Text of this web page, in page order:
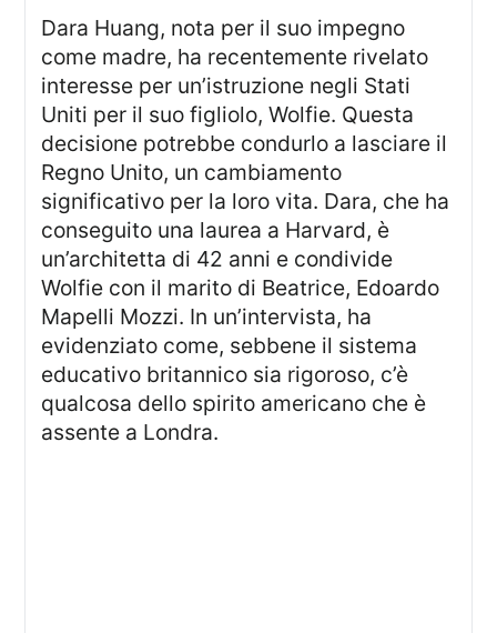
Dara Huang, nota per il suo impegno
come madre, ha recentemente rivelato
interesse per un’istruzione negli Stati
Uniti per il suo figliolo, Wolfie. Questa
decisione potrebbe condurlo a lasciare il
Regno Unito, un cambiamento
significativo per la loro vita. Dara, che ha
conseguito una laurea a Harvard, è
un’architetta di 42 anni e condivide
Wolfie con il marito di Beatrice, Edoardo
Mapelli Mozzi. In un’intervista, ha
evidenziato come, sebbene il sistema
educativo britannico sia rigoroso, c’è
qualcosa dello spirito americano che è
assente a Londra.